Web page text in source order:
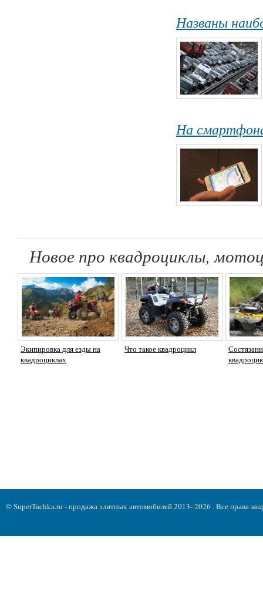
Названы
На
Новое про квадроциклы,
Экипировка для езды на
квадроциклах
Что такое квадроцикл
© SuperTachka.ru - продажа элитных автомобилей 2013- 2026 . Все права